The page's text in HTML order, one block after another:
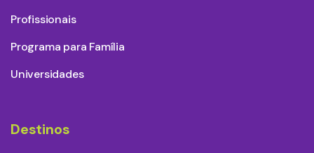
Profissionais
Programa para Família
Universidades
Destinos